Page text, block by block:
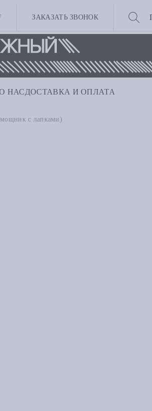
ЗАКАЗАТЬ ЗВОНОК
НАС ДОСТАВКА И ОПЛАТА
с лапками)